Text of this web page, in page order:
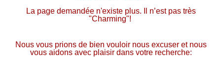
La page demandée n'existe plus. Il n’est pas très
"Charming"!
Nous vous prions de bien vouloir nous excuser et nous
vous aidons avec plaisir dans votre recherche: